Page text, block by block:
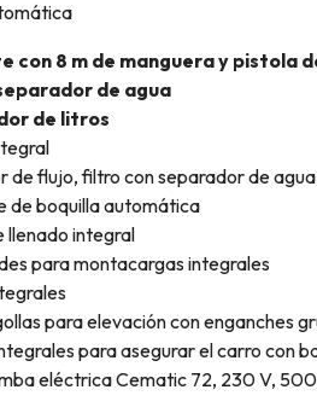
con 8 m de manguera y pistola
de agua
de litros
de flujo, filtro con separador de agua
de boquilla automática
llenado integral
para montacargas integrales
para elevación con enganches
para asegurar el carro con
eléctrica Cematic 72, 230 V,